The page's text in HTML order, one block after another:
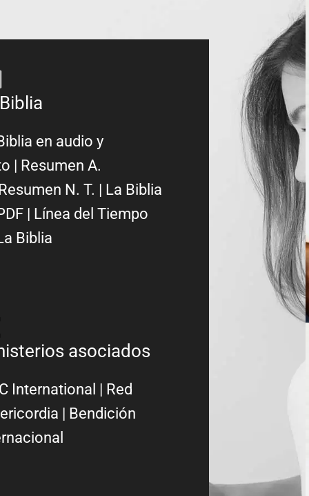
en audio y
| Resumen A.
N. T. | La Biblia
| Línea del Tiempo
Biblia
asociados
International | Red
| Bendición